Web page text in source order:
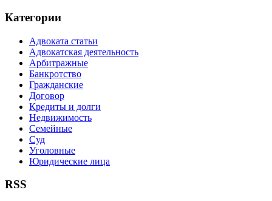
Категории
Адвоката статьи
Адвокатская деятельность
Арбитражные
Банкротство
Гражданские
Договор
Кредиты и долги
Недвижимость
Семейные
Суд
Уголовные
Юридические лица
RSS